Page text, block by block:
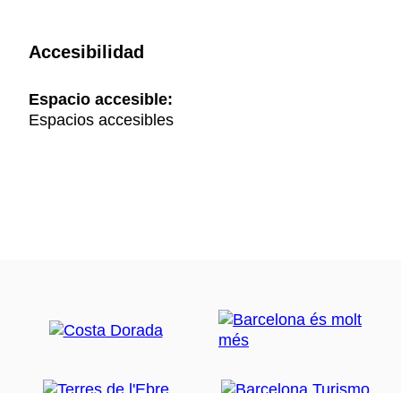
Accesibilidad
Espacio accesible:
Espacios accesibles